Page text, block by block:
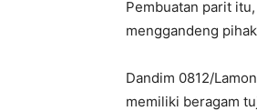
Pembuatan parit
menggandeng
Dandim 0812/
memiliki beragam